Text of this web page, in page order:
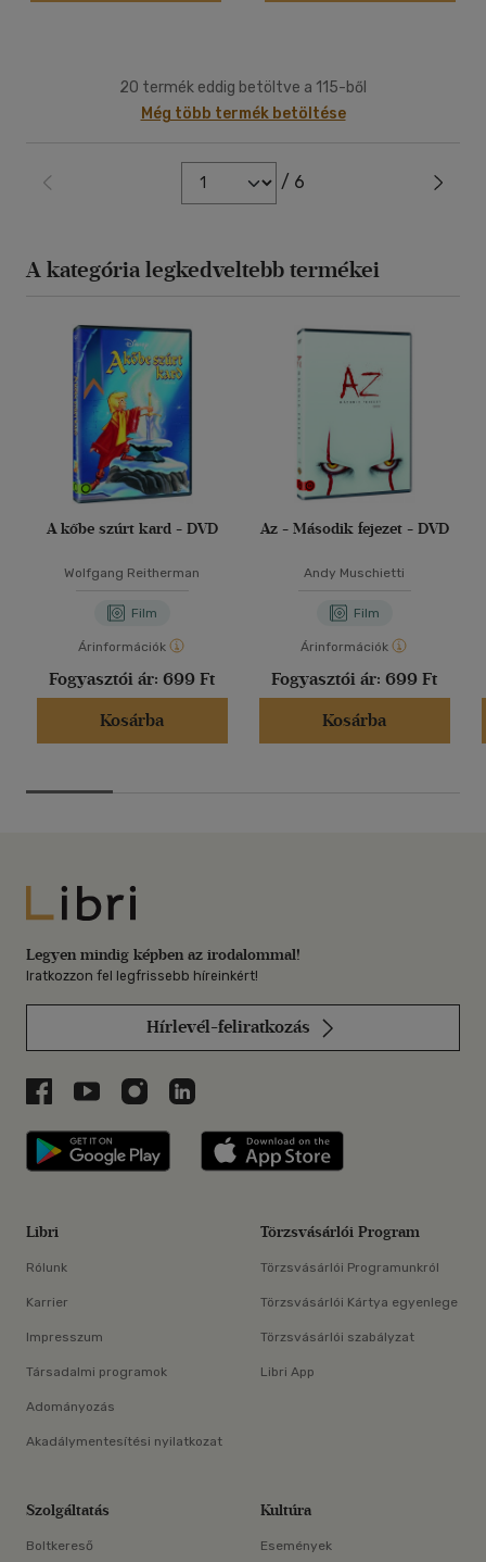
20 termék eddig betöltve a 115-ből
Még több termék betöltése
/ 6
A kategória legkedveltebb termékei
A kőbe szúrt kard - DVD
Wolfgang Reitherman
Film
Árinformációk
Fogyasztói ár: 699 Ft
Kosárba
Az - Második fejezet - DVD
Andy Muschietti
Film
Árinformációk
Fogyasztói ár: 699 Ft
Kosárba
Libri
Legyen mindig képben az irodalommal!
Iratkozzon fel legfrissebb híreinkért!
Hírlevél-feliratkozás
Libri a Facebookon
Libri a Youtube-on
Libri az Instagramon
Libri a LinkedInen
Libri applikáció Szerezd meg: Google
Libri
Rólunk
Karrier
Impresszum
Társadalmi programok
Adományozás
Akadálymentesítési nyilatkozat
Törzsvásárlói Program
Törzsvásárlói Programunkról
Törzsvásárlói Kártya egyenlege
Törzsvásárlói szabályzat
Libri App
Szolgáltatás
Boltkereső
Kultúra
Események